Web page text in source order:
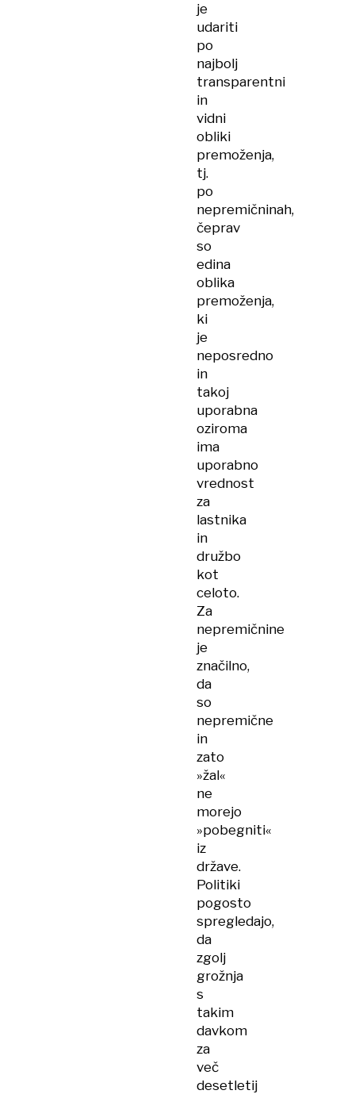
je
udariti
po
najbolj
transparentni
in
vidni
obliki
premoženja,
tj.
po
nepremičninah,
čeprav
so
edina
oblika
premoženja,
ki
je
neposredno
in
takoj
uporabna
oziroma
ima
uporabno
vrednost
za
lastnika
in
družbo
kot
celoto.
Za
nepremičnine
je
značilno,
da
so
nepremične
in
zato
»žal«
ne
morejo
»pobegniti«
iz
države.
Politiki
pogosto
spregledajo,
da
zgolj
grožnja
s
takim
davkom
za
več
desetletij